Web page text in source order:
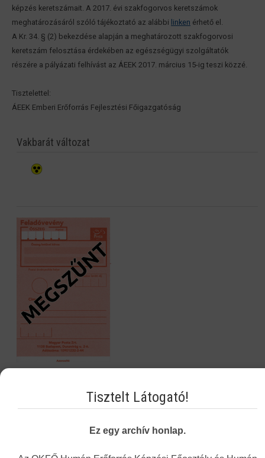
képzés keretszámait. A 2017. évi szakfogorvos keretszámok
meghatározásáról szóló tájékoztató az alábbi linken érhető el.
A Kr. 34. § (2) bekezdése alapján a meghatározott szakfogorvosi
keretszám felosztása érdekében az egészségügyi szolgáltatók
részére a pályázati felhívást az ÁEEK 2017. március 15-ig teszi közzé.
Tisztelettel:
ÁEEK Emberi Erőforrás Fejlesztési Főigazgatóság
Vakbarát változat
Tisztelt Látogató!
Ez egy archív honlap.